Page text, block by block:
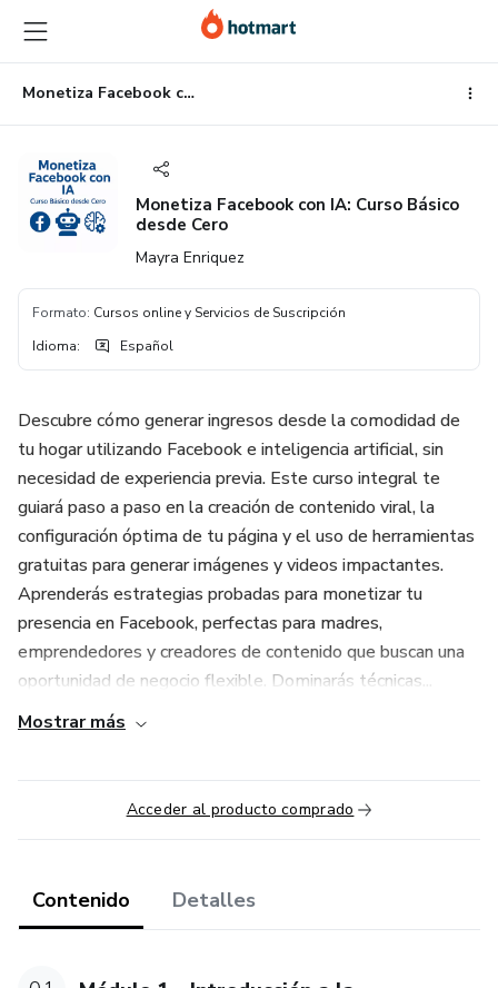
contenido
principal
la
página
de
pie
página
Monetiza Facebook con IA: Curso Básico desde Cero
Monetiza Facebook con IA: Curso Básico
desde Cero
Mayra Enriquez
Formato: Cursos online y Servicios de Suscripción
Idioma: Español
Descubre cómo generar ingresos desde la comodidad de
tu hogar utilizando Facebook e inteligencia artificial, sin
necesidad de experiencia previa. Este curso integral te
guiará paso a paso en la creación de contenido viral, la
configuración óptima de tu página y el uso de herramientas
gratuitas para generar imágenes y videos impactantes.
Aprenderás estrategias probadas para monetizar tu
presencia en Facebook, perfectas para madres,
emprendedores y creadores de contenido que buscan una
oportunidad de negocio flexible. Dominarás técnicas...
Mostrar más
Acceder al producto comprado
Contenido Detalles